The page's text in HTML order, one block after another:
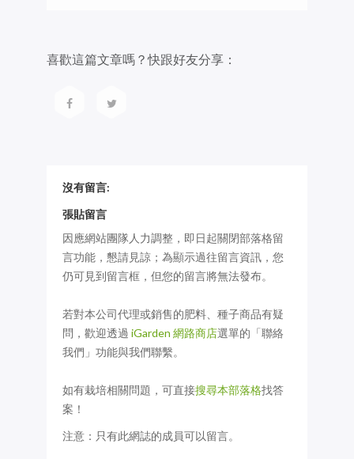
喜歡這篇文章嗎？快跟好友分享：
沒有留言:
張貼留言
因應網站團隊人力調整，即日起關閉部落格留
言功能，懇請見諒；為顯示過往留言資訊，您
仍可見到留言框，但您的留言將無法發布。
若對本公司代理或銷售的肥料、種子商品有疑
問，歡迎透過 iGarden 網路商店選單的「聯絡
我們」功能與我們聯繫。
如有栽培相關問題，可直接搜尋本部落格找答
案！
注意：只有此網誌的成員可以留言。